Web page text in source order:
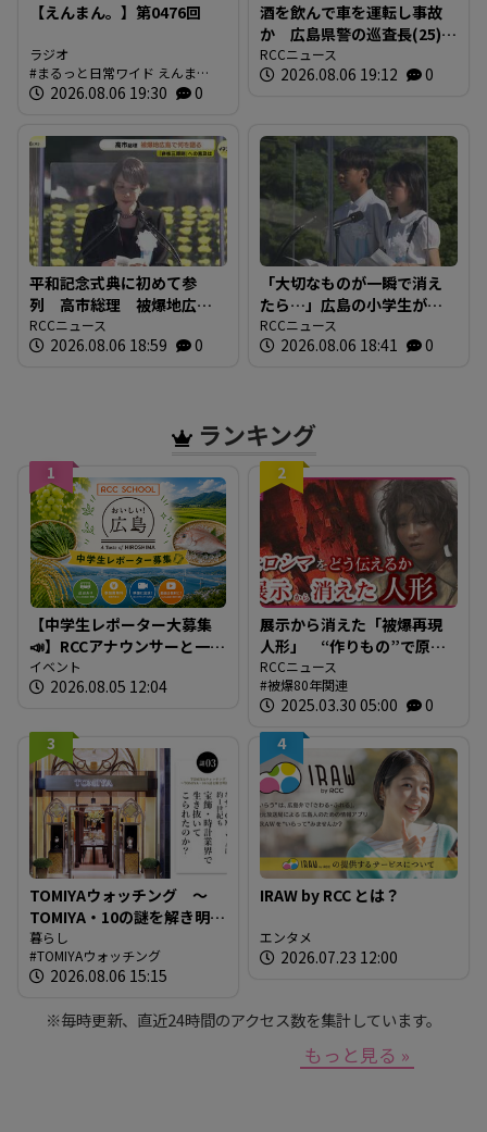
【えんまん。】第0476回
ラジオ
まるっと日常ワイド えんま
ん。 放送内容
2026.08.06 19:30 0
酒を飲んで車を運転し事故
か 広島県警の巡査長(25)を
懲戒免職 事故の1時間半前
に“飲食店で飲酒” 基準値
RCCニュース
2026.08.06 19:12 0
平和記念式典に初めて参
列 高市総理 被爆地広島
で何を語る 「非核三原
則」への言及は
RCCニュース
2026.08.06 18:59 0
「大切なものが一瞬で消え
たら…」広島の小学生が語
る「平和への誓い」【被爆
81年】
RCCニュース
2026.08.06 18:41 0
ランキング
1
【中学生レポーター大募集
📣】RCCアナウンサーと一緒
に「広島の食」の現場を取
材しよう！
イベント
2026.08.05 12:04
2
展示から消えた「被爆再現
人形」 “作りもの”で原爆
を伝えるとは 現代アート
作家が調査研究 人形の持
つ “力” と “危うさ”
RCCニュース
被爆80年関連
2025.03.30 05:00
0
3
TOMIYAウォッチング ～
TOMIYA・10の謎を解き明か
す～ 謎03 「なぜTOMIYAは
約1世紀も宝飾・時計業界で
生き抜いてこられたの
暮らし
TOMIYAウォッチング
2026.08.06 15:15
4
IRAW by RCC とは？
エンタメ
2026.07.23 12:00
※毎時更新、直近24時間のアクセス数を集計しています。
もっと見る »